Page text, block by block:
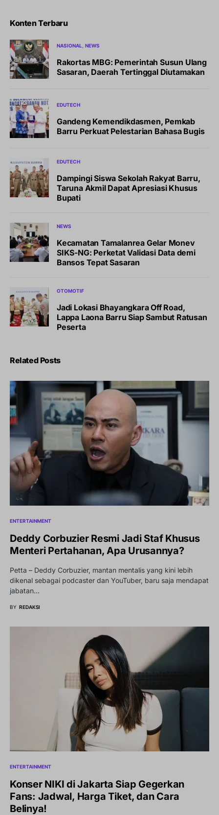
Konten Terbaru
NASIONAL NEWS
Rakortas MBG: Pemerintah Susun Ulang
Sasaran, Daerah Tertinggal Diutamakan
EDUTECH
Gandeng Kemendikdasmen, Pemkab
Barru Perkuat Pelestarian Bahasa Bugis
EDUTECH
Dampingi Siswa Sekolah Rakyat Barru,
Taruna Akmil Dapat Apresiasi Khusus
Bupati
NEWS
Kecamatan Tamalanrea Gelar Monev
SIKS-NG: Perketat Validasi Data demi
Bansos Tepat Sasaran
OTOMOTIF
Jadi Lokasi Bhayangkara Off Road,
Lappa Laona Barru Siap Sambut Ratusan
Peserta
Related Posts
ENTERTAINMENT
Deddy Corbuzier Resmi Jadi Staf Khusus
Menteri Pertahanan, Apa Urusannya?
Petta – Deddy Corbuzier, mantan mentalis yang kini lebih
dikenal sebagai podcaster dan YouTuber, baru saja mendapat
jabatan…
BY REDAKSI
ENTERTAINMENT
Konser NIKI di Jakarta Siap Gegerkan
Fans: Jadwal, Harga Tiket, dan Cara
Belinya!